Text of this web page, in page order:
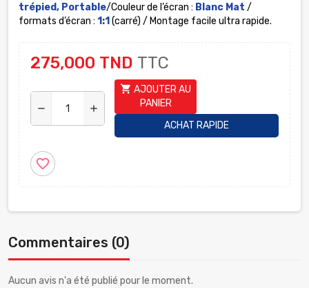
trépied, Portable/Couleur de l’écran : Blanc Mat /
formats d’écran : 1:1 (carré) / Montage facile ultra rapide.
275,000 TND TTC
remove add
shopping_cart AJOUTER AU
PANIER
ACHAT RAPIDE
favorite_border
Commentaires (0)
Aucun avis n'a été publié pour le moment.